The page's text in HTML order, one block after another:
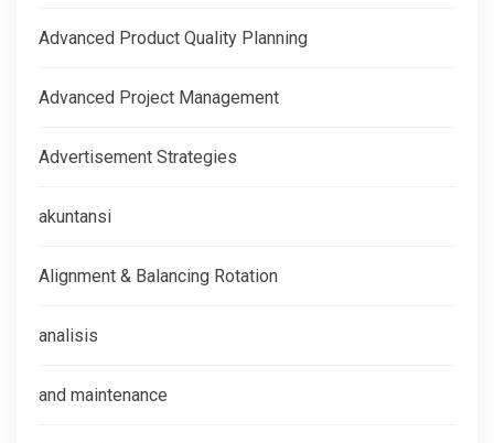
Advanced Product Quality Planning
Advanced Project Management
Advertisement Strategies
akuntansi
Alignment & Balancing Rotation
analisis
and maintenance